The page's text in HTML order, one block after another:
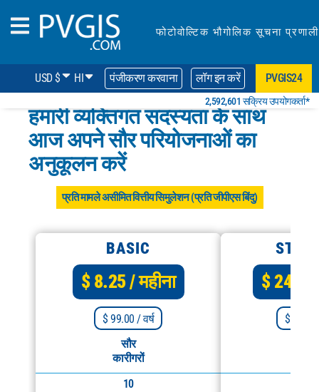
फोटोवोल्टिक भौगोलिक सूचना प्रणाली
USD $ HI पंजीकरण करवाना लॉग इन करें PVGIS24
2,592,601 सक्रिय उपयोगकर्ता*
हमारी व्यक्तिगत सदस्यता के साथ
आज अपने सौर परियोजनाओं का
अनुकूलन करें
प्रति मामले असीमित वित्तीय सिमुलेशन (प्रति जीपीएस बिंदु)
BASIC
$ 8.25/ महीना
$ 99.00 / वर्ष
सौर
कारीगरों
10
$ 24.92
$